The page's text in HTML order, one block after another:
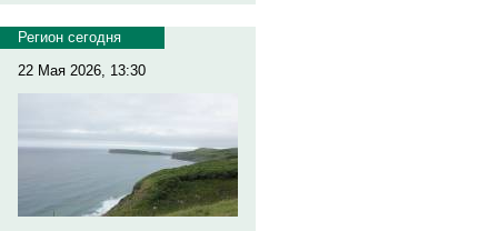
Регион сегодня
22 Мая 2026, 13:30